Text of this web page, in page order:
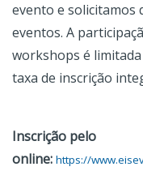
evento e solicitamos
eventos. A
workshops é
taxa de inscrição
Inscrição pelo
online: https://